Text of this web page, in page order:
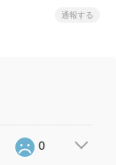
通報する
0